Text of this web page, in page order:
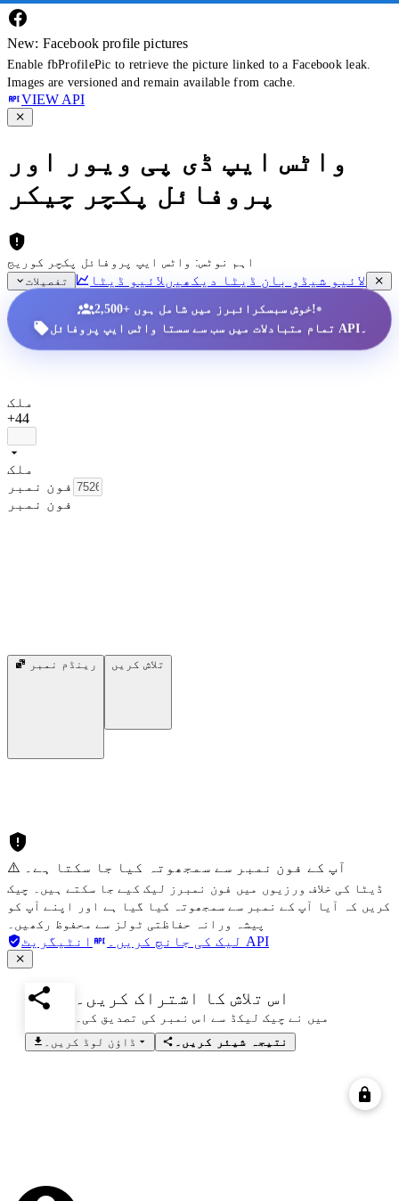
New: Facebook profile pictures
Enable fbProfilePic to retrieve the picture linked to a Facebook leak.
Images are versioned and remain available from cache.
VIEW API
واٹس ایپ ڈی پی ویور اور
پروفائل پکچر چیکر
اہم نوٹس: واٹس ایپ پروفائل پکچر کوریج
تفصیلات
لائیو شیڈو بان ڈیٹا دیکھیں لائیو ڈیٹا
2,500+ خوش سبسکرائبرز میں شامل ہوں!•
تمام متبادلات میں سب سے سستا واٹس ایپ پروفائل API۔
ملک
+44
ملک
فون نمبر
فون نمبر
رینڈم نمبر تلاش کریں
⚠️ آپ کے فون نمبر سے سمجھوتہ کیا جا سکتا ہے۔
ڈیٹا کی خلاف ورزیوں میں فون نمبرز لیک کیے جا سکتے ہیں۔ چیک
کریں کہ آیا آپ کے نمبر سے سمجھوتہ کیا گیا ہے اور اپنے آپ کو
پیشہ ورانہ حفاظتی ٹولز سے محفوظ رکھیں۔
لیک کی جانچ کریں۔ انٹیگریٹ API
اس تلاش کا اشتراک کریں۔
میں نے چیک لیکڈ سے اس نمبر کی تصدیق کی۔
ڈاؤن لوڈ کریں۔
نتیجہ شیئر کریں۔